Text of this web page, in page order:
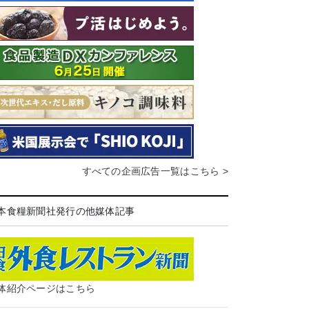
すべての企画広告一覧はこちら >
食糧新聞社発行の他媒体記事
紹介ページはこちら